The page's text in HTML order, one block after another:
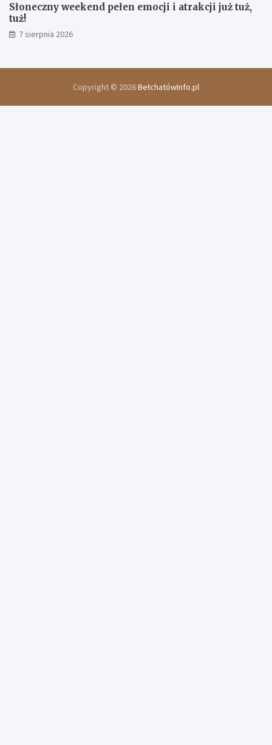
Słoneczny weekend pełen emocji i atrakcji już tuż,
tuż!
7 sierpnia 2026
Copyright © 2026BełchatówInfo.pl